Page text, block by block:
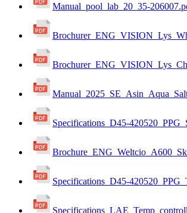
Manual_pool_lab_20_35-
Specifications_D45-
Specifications_D45-